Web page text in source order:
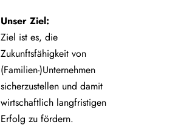
Unser Ziel:
Ziel ist es, die
Zukunftsfähigkeit von
(Familien-)Unternehmen
sicherzustellen und damit
wirtschaftlich langfristigen
Erfolg zu fördern.